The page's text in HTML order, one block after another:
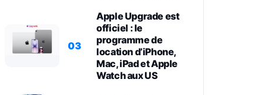
03
Apple Upgrade est
officiel : le
programme de
location d’iPhone,
Mac, iPad et Apple
Watch aux US